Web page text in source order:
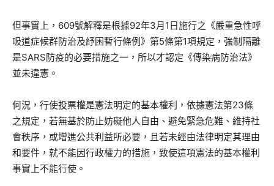
但事實上，609號解釋是根據92年3月1日施行之《嚴重急性呼
吸道症候群防治及紓困暫行條例》第5條第1項規定，強制隔離
是SARS防疫的必要措施之一，所以才認定《傳染病防治法》
並未違憲。
何況，行使投票權是憲法明定的基本權利，依據憲法第23條
之規定，若無基於防止妨礙他人自由、避免緊急危難、維持社
會秩序，或增進公共利益所必要，且若未經由法律明定其理由
和要件，就不能因行政權力的措施，致使這項憲法的基本權利
事實上不能行使。